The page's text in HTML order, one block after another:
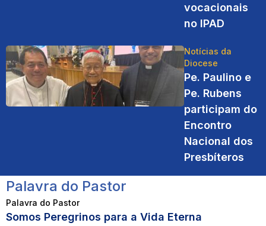
vocacionais
no IPAD
Notícias da
Diocese
Pe. Paulino e
Pe. Rubens
participam do
Encontro
Nacional dos
Presbíteros
Palavra do Pastor
Palavra do Pastor
Somos Peregrinos para a Vida Eterna